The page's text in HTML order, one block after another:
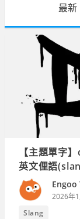
最新
【主題單字
英文俚語
Engoo
2026年
Slang